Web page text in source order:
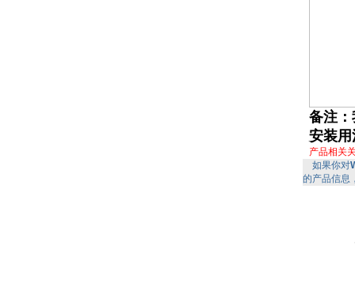
备注
安装
产品相关
如果你对
的产品信息